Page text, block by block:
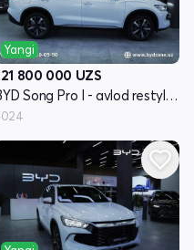
Yangi
800 000 UZS
BYD Song Pro I - avlod restyling